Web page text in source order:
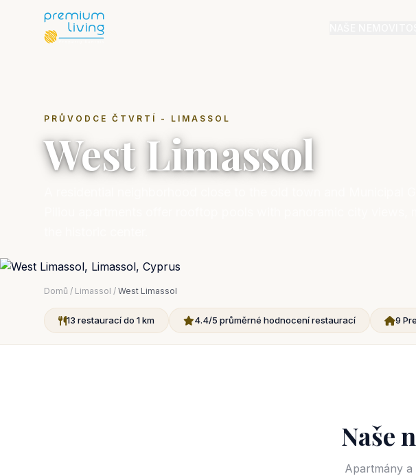
PRŮVODCE ČTVRTÍ - LIMASSOL
West Limassol
Domů / Limassol / West Limassol
13 restaurací do 1 km 4.4/5 průměrné hodnocení restaurací 9
Naše
Apartmány